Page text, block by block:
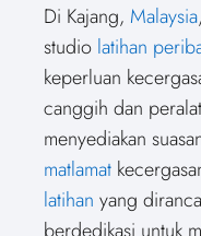
r
e
o
n
w
t
e
r
)
r
o
n
e
b
o
o
k
Di Kajang, Malaysia
studio latihan
keperluan
canggih dan
menyediakan
matlamat
latihan yang